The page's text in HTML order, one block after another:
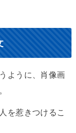
ように、肖像画
を惹きつけるこ